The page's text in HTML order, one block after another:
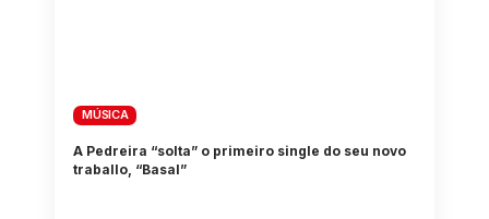
MÚSICA
A Pedreira “solta” o primeiro single do seu novo
traballo, “Basal”